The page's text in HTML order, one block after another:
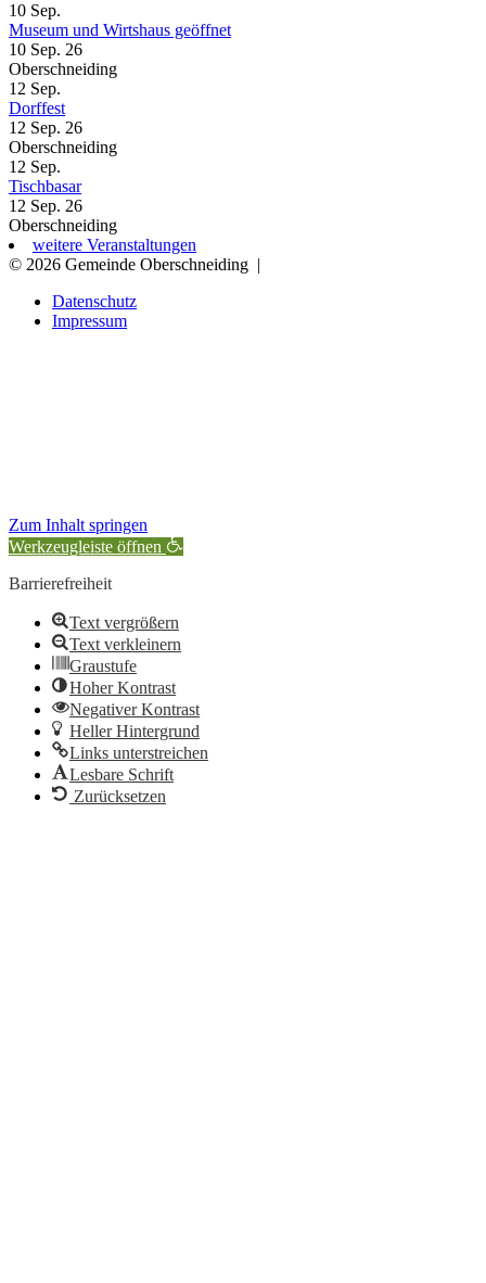
10 Sep.
Museum und Wirtshaus geöffnet
10 Sep. 26
Oberschneiding
12 Sep.
Dorffest
12 Sep. 26
Oberschneiding
12 Sep.
Tischbasar
12 Sep. 26
Oberschneiding
weitere Veranstaltungen
© 2026 Gemeinde Oberschneiding |
Datenschutz
Impressum
Zum Inhalt springen
Werkzeugleiste öffnen
Barrierefreiheit
Text vergrößern
Text verkleinern
Graustufe
Hoher Kontrast
Negativer Kontrast
Heller Hintergrund
Links unterstreichen
Lesbare Schrift
Zurücksetzen